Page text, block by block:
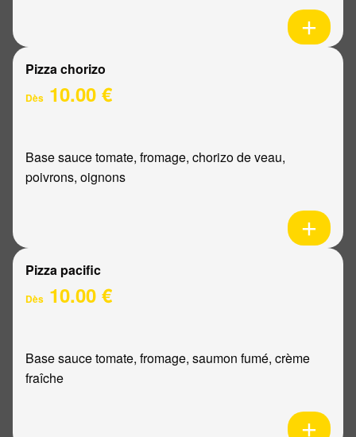
Pizza chorizo
Dès 10.00 €
Base sauce tomate, fromage, chorizo de veau,
poivrons, oignons
Pizza pacific
Dès 10.00 €
Base sauce tomate, fromage, saumon fumé, crème
fraîche